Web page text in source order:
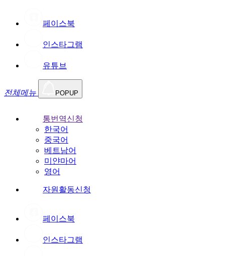
페이스북
인스타그램
유튜브
전체메뉴 POPUP
통번역신청
한국어
중국어
베트남어
미얀마어
영어
자원활동신청
페이스북
인스타그램